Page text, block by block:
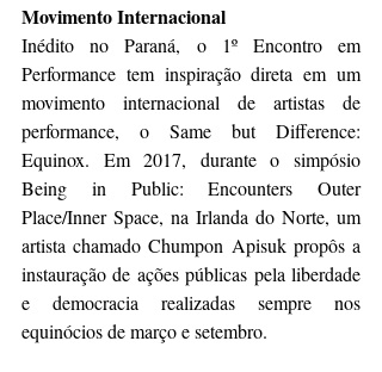
Movimento Internacional
Inédito no Paraná, o 1º Encontro em
Performance tem inspiração direta em um
movimento internacional de artistas de
performance, o Same but Difference:
Equinox. Em 2017, durante o simpósio
Being in Public: Encounters Outer
Place/Inner Space, na Irlanda do Norte, um
artista chamado Chumpon Apisuk propôs a
instauração de ações públicas pela liberdade
e democracia realizadas sempre nos
equinócios de março e setembro.